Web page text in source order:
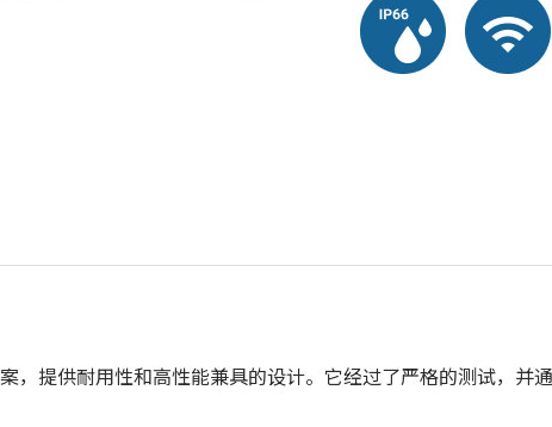
，提供耐用性和高性能兼具的设计。它经过了严格的测试，